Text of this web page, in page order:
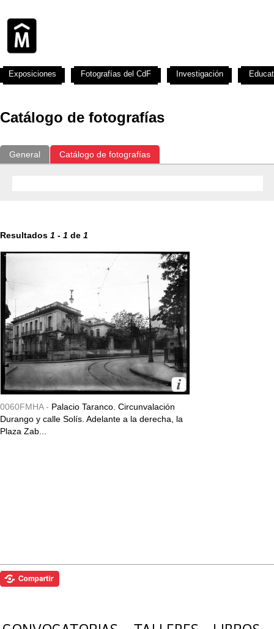
Catálogo de fotografías
General Catálogo de fotografías
Resultados 1 - 1 de 1
0060FMHA - Palacio Taranco. Circunvalación
Durango y calle Solís. Adelante a la derecha, la
Plaza Zab...
Exposiciones Fotografías del CdF Investigación